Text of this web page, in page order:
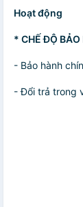
Hoạt động
* CHẾ ĐỘ BẢO
- Bảo hành
- Đổi trả trong